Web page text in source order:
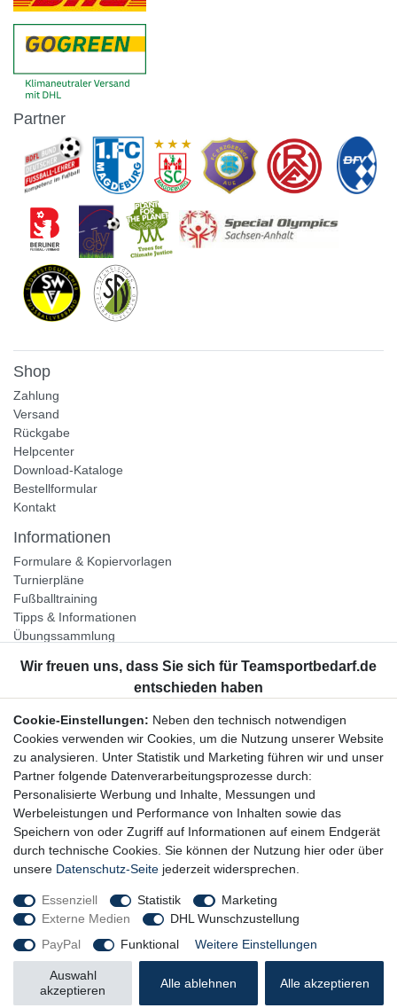
Partner
Shop
Zahlung
Versand
Rückgabe
Helpcenter
Download-Kataloge
Bestellformular
Kontakt
Informationen
Formulare & Kopiervorlagen
Turnierpläne
Fußballtraining
Tipps & Informationen
Übungssammlung
Unternehmen
Widerrufsrecht
Bestellung widerrufen
Datenschutzerklärung
AGB
Impressum
Newsletter
Newsletter-Anmeldung
© Copyright 2026 Trainingsunterlagen24 GmbH. Alle Rechte vorbehalten.
Cookie-Einstellungen: Neben den technisch notwendigen
Cookies verwenden wir Cookies, um die Nutzung unserer Website
zu analysieren. Unter Statistik und Marketing führen wir und unser
Partner folgende Datenverarbeitungsprozesse durch:
Personalisierte Werbung und Inhalte, Messungen und
Werbeleistungen und Performance von Inhalten sowie das
Speichern von oder Zugriff auf Informationen auf einem Endgerät
durch technische Cookies. Sie können der Nutzung hier oder über
unsere Datenschutz-Seite jederzeit widersprechen.
Essenziell Statistik
Marketing
Externe Medien
DHL Wunschzustellung
PayPal
Funktional Weitere Einstellungen
Alle akzeptieren
Alle ablehnen
Auswahl
akzeptieren